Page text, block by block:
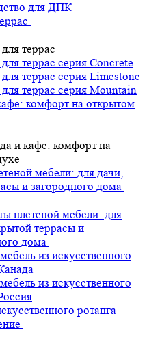
для ДПК
террас
террас серия Concrete
террас серия Limestone
террас серия Mountain
комфорт на открытом
и кафе: комфорт на
мебели: для дачи,
и загородного дома
плетеной мебели: для
террасы и
дома
из искусственного
из искусственного
ротанга